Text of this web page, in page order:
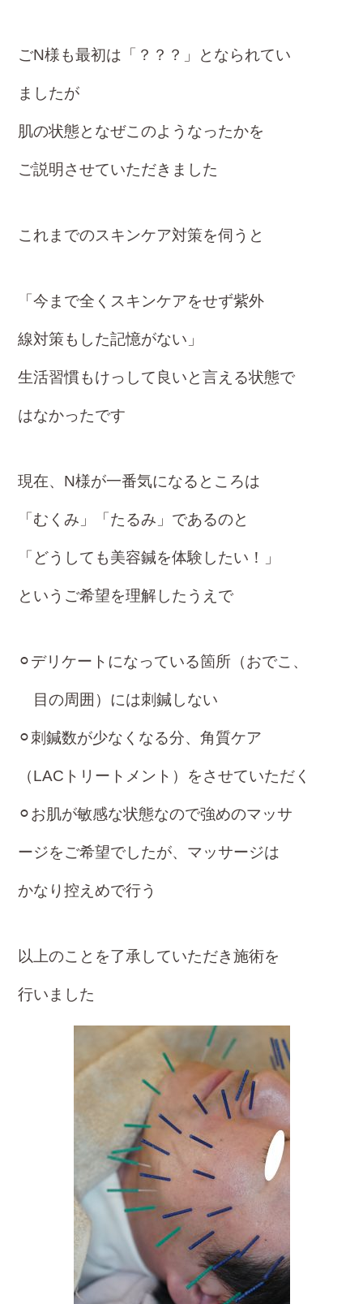
ごN様も最初は「？？？」となられてい
ましたが
肌の状態となぜこのようなったかを
ご説明させていただきました
これまでのスキンケア対策を伺うと
「今まで全くスキンケアをせず紫外
線対策もした記憶がない」
生活習慣もけっして良いと言える状態で
はなかったです
現在、N様が一番気になるところは
「むくみ」 「たるみ」であるのと
「どうしても美容鍼を体験したい！」
というご希望を理解したうえで
⚪︎デリケートになっている箇所（おでこ、
目の周囲）には刺鍼しない
⚪︎刺鍼数が少なくなる分、角質ケア
（LACトリートメント）をさせていただく
⚪︎お肌が敏感な状態なので強めのマッサ
ージをご希望でしたが、マッサージは
かなり控えめで行う
以上のことを了承していただき施術を
行いました